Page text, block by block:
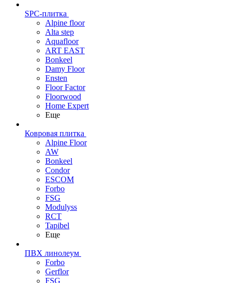
SPC-плитка
Alpine floor
Alta step
Aquafloor
ART EAST
Bonkeel
Damy Floor
Ensten
Floor Factor
Floorwood
Home Expert
Еще
Ковровая плитка
Alpine Floor
AW
Bonkeel
Condor
ESCOM
Forbo
FSG
Modulyss
RCT
Tapibel
Еще
ПВХ линолеум
Forbo
Gerflor
FSG